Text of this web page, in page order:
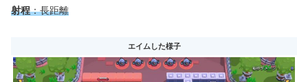
射程：長距離
エイムした様子